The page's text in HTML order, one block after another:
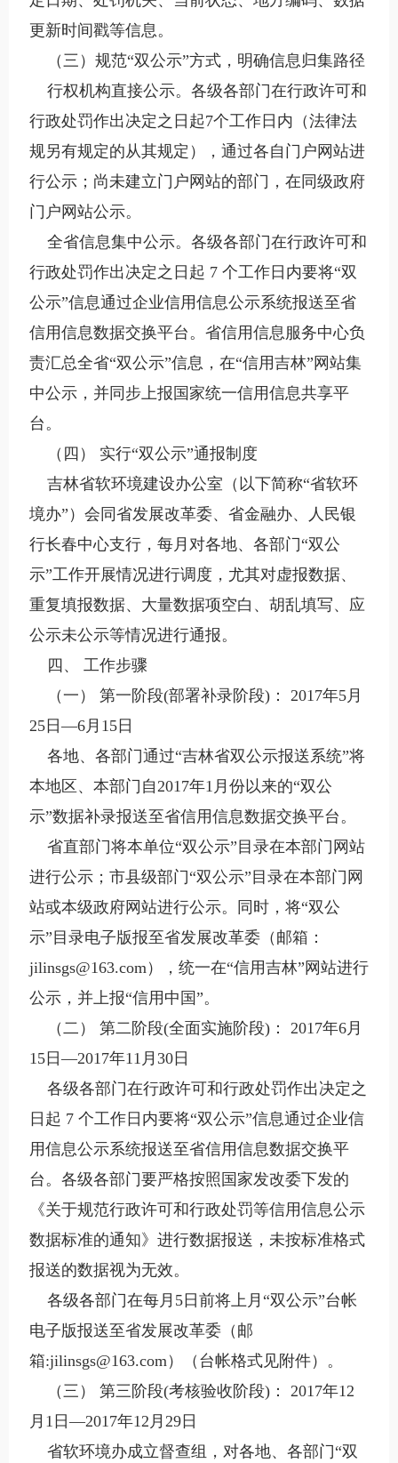
更新时间戳等信息。
（三）规范“双公示”方式，明确信息归集路径
行权机构直接公示。各级各部门在行政许可和
行政处罚作出决定之日起7个工作日内（法律法
规另有规定的从其规定），通过各自门户网站进
行公示；尚未建立门户网站的部门，在同级政府
门户网站公示。
全省信息集中公示。各级各部门在行政许可和
行政处罚作出决定之日起 7 个工作日内要将“双
公示”信息通过企业信用信息公示系统报送至省
信用信息数据交换平台。省信用信息服务中心负
责汇总全省“双公示”信息，在“信用吉林”网站集
中公示，并同步上报国家统一信用信息共享平
台。
（四） 实行“双公示”通报制度
吉林省软环境建设办公室（以下简称“省软环
境办”）会同省发展改革委、省金融办、人民银
行长春中心支行，每月对各地、各部门“双公
示”工作开展情况进行调度，尤其对虚报数据、
重复填报数据、大量数据项空白、胡乱填写、应
公示未公示等情况进行通报。
四、 工作步骤
（一） 第一阶段(部署补录阶段)： 2017年5月
25日—6月15日
各地、各部门通过“吉林省双公示报送系统”将
本地区、本部门自2017年1月份以来的“双公
示”数据补录报送至省信用信息数据交换平台。
省直部门将本单位“双公示”目录在本部门网站
进行公示；市县级部门“双公示”目录在本部门网
站或本级政府网站进行公示。同时，将“双公
示”目录电子版报至省发展改革委（邮箱：
jilinsgs@163.com），统一在“信用吉林”网站进行
公示，并上报“信用中国”。
（二） 第二阶段(全面实施阶段)： 2017年6月
15日—2017年11月30日
各级各部门在行政许可和行政处罚作出决定之
日起 7 个工作日内要将“双公示”信息通过企业信
用信息公示系统报送至省信用信息数据交换平
台。各级各部门要严格按照国家发改委下发的
《关于规范行政许可和行政处罚等信用信息公示
数据标准的通知》进行数据报送，未按标准格式
报送的数据视为无效。
各级各部门在每月5日前将上月“双公示”台帐
电子版报送至省发展改革委（邮
箱:jilinsgs@163.com）（台帐格式见附件）。
（三） 第三阶段(考核验收阶段)： 2017年12
月1日—2017年12月29日
省软环境办成立督查组，对各地、各部门“双